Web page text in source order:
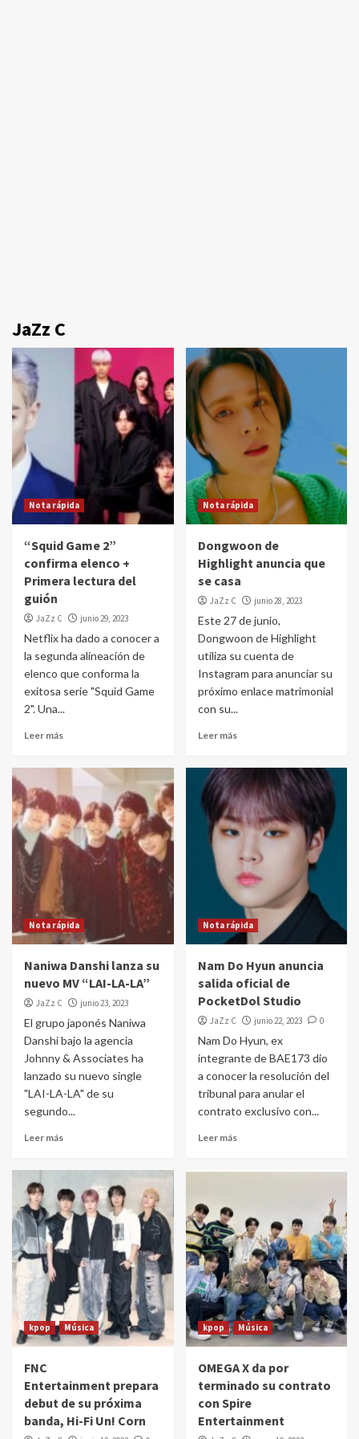
JaZz C
Nota rápida
“Squid Game 2”
confirma elenco +
Primera lectura del
guión
JaZz C junio 29, 2023
Netflix ha dado a conocer a
la segunda alineación de
elenco que conforma la
exitosa serie "Squid Game
2". Una...
Leer más
Nota rápida
Dongwoon de
Highlight anuncia que
se casa
JaZz C junio 28, 2023
Este 27 de junio,
Dongwoon de Highlight
utiliza su cuenta de
Instagram para anunciar su
próximo enlace matrimonial
con su...
Leer más
Nota rápida
Naniwa Danshi lanza su
nuevo MV “LAI-LA-LA”
JaZz C junio 23, 2023
El grupo japonés Naniwa
Danshi bajo la agencia
Johnny & Associates ha
lanzado su nuevo single
"LAI-LA-LA" de su
segundo...
Leer más
Nota rápida
Nam Do Hyun anuncia
salida oficial de
PocketDol Studio
JaZz C junio 22, 2023 0
Nam Do Hyun, ex
integrante de BAE173 dio
a conocer la resolución del
tribunal para anular el
contrato exclusivo con...
Leer más
kpop Música
FNC
Entertainment prepara
debut de su próxima
banda, Hi-Fi Un! Corn
kpop Música
OMEGA X da por
terminado su contrato
con Spire
Entertainment